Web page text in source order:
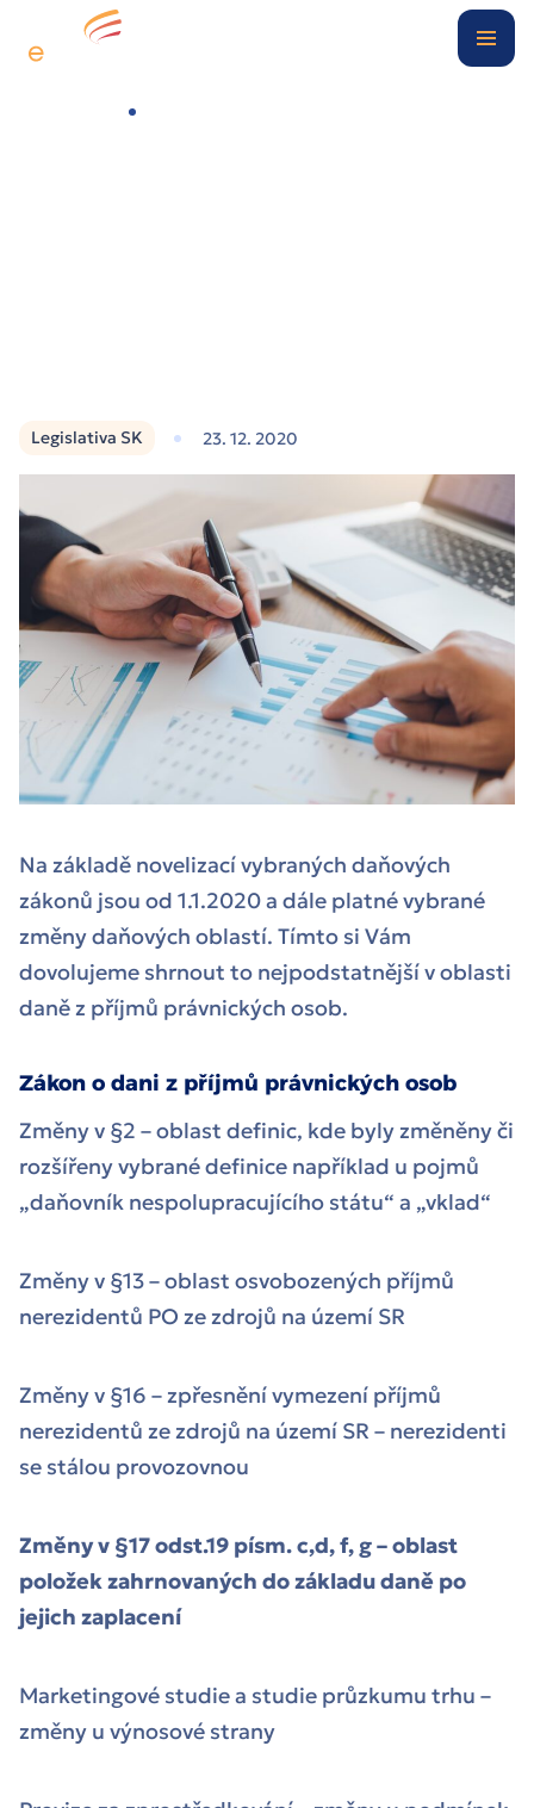
Digitální kancelář
Případové studie
Legislativa SK 23. 12. 2020
Na základě novelizací vybraných daňových
zákonů jsou od 1.1.2020 a dále platné vybrané
změny daňových oblastí. Tímto si Vám
dovolujeme shrnout to nejpodstatnější v oblasti
daně z příjmů právnických osob.
Zákon o dani z příjmů právnických osob
Změny v §2 – oblast definic, kde byly změněny či
rozšířeny vybrané definice například u pojmů
„daňovník nespolupracujícího státu“ a „vklad“
Změny v §13 – oblast osvobozených příjmů
nerezidentů PO ze zdrojů na území SR
Změny v §16 – zpřesnění vymezení příjmů
nerezidentů ze zdrojů na území SR – nerezidenti
se stálou provozovnou
Změny v §17 odst.19 písm. c,d, f, g – oblast
položek zahrnovaných do základu daně po
jejich zaplacení
Marketingové studie a studie průzkumu trhu –
změny u výnosové strany